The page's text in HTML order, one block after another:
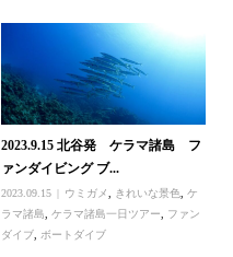
2023.9.15 北谷発 ケラマ諸島 フ
ァンダイビング ブ...
2023.09.15 ウミガメ きれいな景色 ,ケ
ラマ諸島
,ケラマ諸島一日ツアー
ファン
ダイブ
ボートダイブ